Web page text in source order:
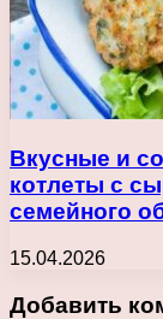
Вкусные и
котлеты с
семейного
15.04.2026
Добавить